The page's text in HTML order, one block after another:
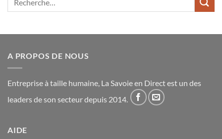
A PROPOS DE NOUS
Entreprise à taille humaine, La Savoie en Direct est un des
leaders de son secteur depuis 2014.
AIDE